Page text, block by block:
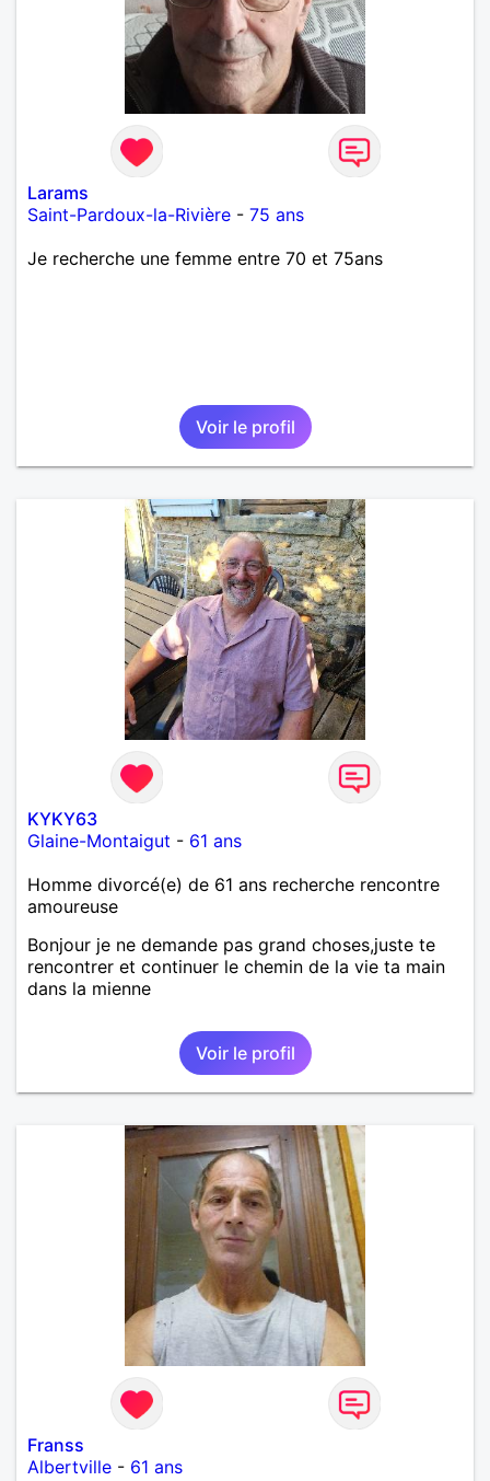
Larams
Saint-Pardoux-la-Rivière - 75 ans
Je recherche une femme entre 70 et 75ans
Voir le profil
KYKY63
Glaine-Montaigut - 61 ans
Homme divorcé(e) de 61 ans recherche rencontre
amoureuse
Bonjour je ne demande pas grand choses,juste te
rencontrer et continuer le chemin de la vie ta main
dans la mienne
Voir le profil
Franss
Albertville - 61 ans